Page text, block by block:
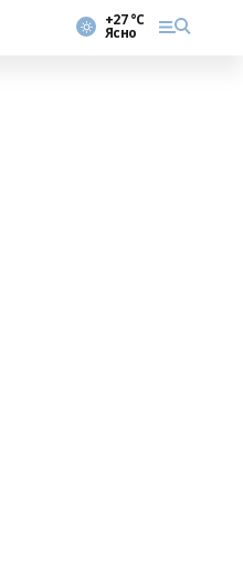
+27 °С
Ясно